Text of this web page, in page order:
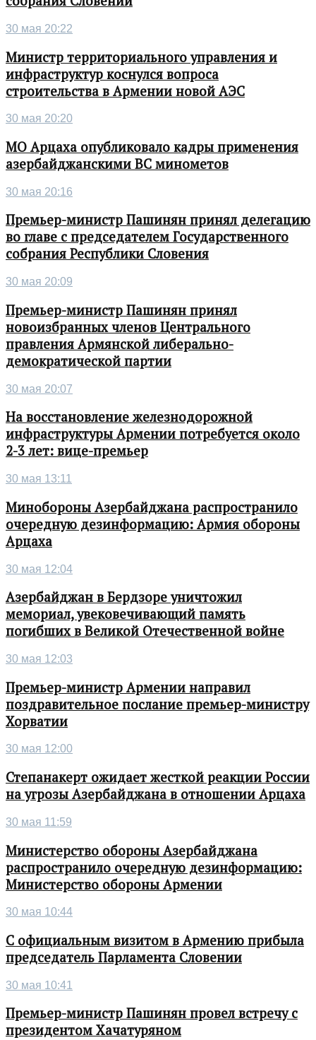
30 мая 20:22
Министр территориального управления и
инфраструктур коснулся вопроса
строительства в Армении новой АЭС
30 мая 20:20
МО Арцаха опубликовало кадры применения
азербайджанскими ВС минометов
30 мая 20:16
Премьер-министр Пашинян принял делегацию
во главе с председателем Государственного
собрания Республики Словения
30 мая 20:09
Премьер-министр Пашинян принял
новоизбранных членов Центрального
правления Армянской либерально-
демократической партии
30 мая 20:07
На восстановление железнодорожной
инфраструктуры Армении потребуется около
2-3 лет: вице-премьер
30 мая 13:11
Минобороны Азербайджана распространило
очередную дезинформацию: Армия обороны
Арцаха
30 мая 12:04
Азербайджан в Бердзоре уничтожил
мемориал, увековечивающий память
погибших в Великой Отечественной войне
30 мая 12:03
Премьер-министр Армении направил
поздравительное послание премьер-министру
Хорватии
30 мая 12:00
Степанакерт ожидает жесткой реакции России
на угрозы Азербайджана в отношении Арцаха
30 мая 11:59
Министерство обороны Азербайджана
распространило очередную дезинформацию:
Министерство обороны Армении
30 мая 10:44
С официальным визитом в Армению прибыла
председатель Парламента Словении
30 мая 10:41
Премьер-министр Пашинян провел встречу с
президентом Хачатуряном